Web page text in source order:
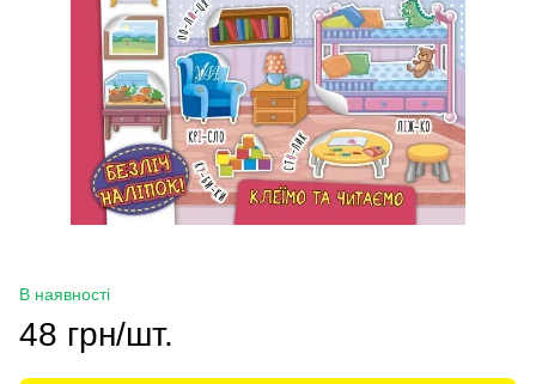
В наявності
48 грн/шт.